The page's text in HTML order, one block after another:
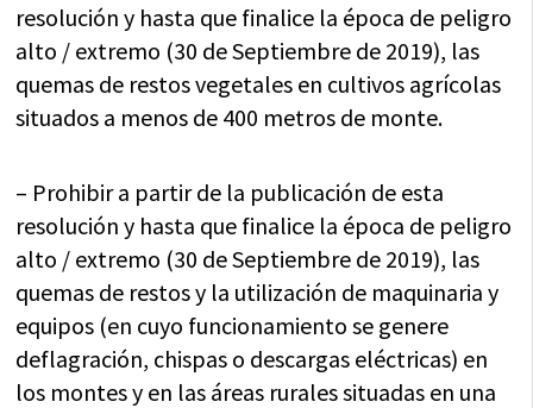
resolución y hasta que finalice la época de peligro
alto / extremo (30 de Septiembre de 2019), las
quemas de restos vegetales en cultivos agrícolas
situados a menos de 400 metros de monte.
– Prohibir a partir de la publicación de esta
resolución y hasta que finalice la época de peligro
alto / extremo (30 de Septiembre de 2019), las
quemas de restos y la utilización de maquinaria y
equipos (en cuyo funcionamiento se genere
deflagración, chispas o descargas eléctricas) en
los montes y en las áreas rurales situadas en una